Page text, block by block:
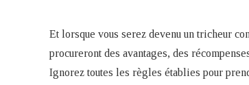
Et lorsque vous serez devenu un tricheur
procureront des avantages, des
Ignorez toutes les règles établies pour